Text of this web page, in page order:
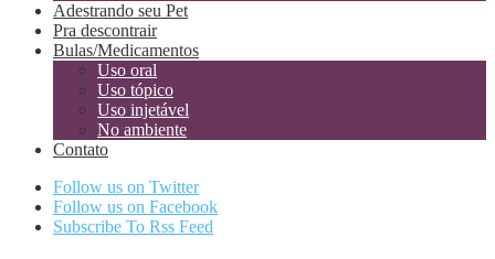
Adestrando seu Pet
Pra descontrair
Bulas/Medicamentos
Uso oral
Uso tópico
Uso injetável
No ambiente
Contato
Follow us on Twitter
Follow us on Facebook
Subscribe To Rss Feed